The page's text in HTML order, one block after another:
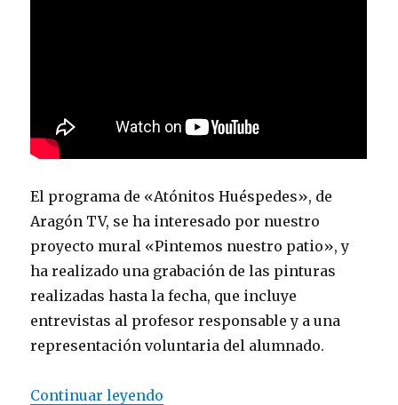
El programa de «Atónitos Huéspedes», de
Aragón TV, se ha interesado por nuestro
proyecto mural «Pintemos nuestro patio», y
ha realizado una grabación de las pinturas
realizadas hasta la fecha, que incluye
entrevistas al profesor responsable y a una
representación voluntaria del alumnado.
Continuar leyendo